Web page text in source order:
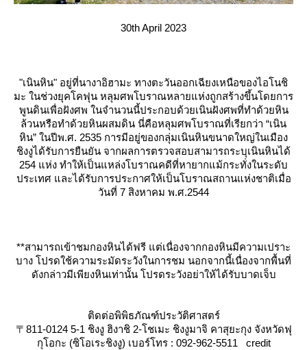
30th April 2023
"เนินหิน" อยู่ที่นางาอิฮามะ ทางตะวันออกเฉียงเหนือของไอโนชิ
มะ นช่วงยุคโคฟุน หลุมศพโบราณหลายแห่งถูกสร้างขึ้นโดยการ
พูนดินเพื่อฝังศพ นจำนวนนี้ประกอบด้วยเนินฝังศพที่ทำด้วยหิน
ล้วนหรือทำด้วยหินผสมดิน นี่คือหลุมศพโบราณที่เรียกว่า “เนิน
หิน” นปีพ.ศ. 2535 การมีอยู่ของกลุ่มเนินหินขนาดใหญ่ในเมือง
ชิงงูได้รับการยืนยัน จากผลการตรวจสอบสามารถระบุเนินหินได้
254 แห่ง ทำให้เป็นแหล่งโบราณคดีที่หายากแม้กระทั่งในระดับ
ประเทศ และได้รับการประกาศให้เป็นโบราณสถานแห่งชาติเมื่อ
วันที่ 7 สิงหาคม พ.ศ.2544
**สามารถเข้าชมกองหินได้ฟรี แต่เนื่องจากกองหินมีความเปราะ
บาง โปรดใช้ความระมัดระวังในการชม นอกจากนี้เนื่องจากพื้นที่
ดังกล่าวมีเพียงหินเท่านั้น โปรดระวังอย่าให้ได้รับบาดเจ็บ
ติดต่อพิพิธภัณฑ์ประวัติศาสตร์
〒811-0124 5-1 ชิงงู ฮิงาชิ 2-โชเมะ ชิงงูมาจิ คาสุยะกุง จังหวัดฟุ
กุโอกะ (ซิโอเระชิงงู) เบอร์โทร : 092-962-5511 credit